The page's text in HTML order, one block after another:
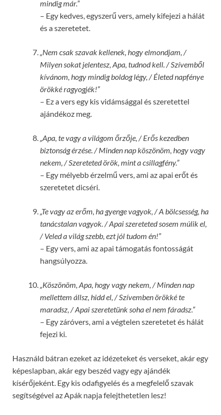
mindig már.”
– Egy kedves, egyszerű vers, amely kifejezi a hálát
és a szeretetet.
„Nem csak szavak kellenek, hogy elmondjam, /
Milyen sokat jelentesz, Apa, tudnod kell. / Szívemből
kívánom, hogy mindig boldog légy, / Életed napfénye
örökké ragyogjék!”
– Ez a vers egy kis vidámsággal és szeretettel
ajándékoz meg.
„Apa, te vagy a világom őrzője, / Erős kezedben
biztonság érzése. / Minden nap köszönöm, hogy vagy
nekem, / Szereteted örök, mint a csillagfény.”
– Egy mélyebb érzelmű vers, ami az apai erőt és
szeretetet dicséri.
„Te vagy az erőm, ha gyenge vagyok, / A bölcsesség, ha
tanácstalan vagyok. / Apai szereteted sosem múlik el,
/ Veled a világ szebb, ezt jól tudom én!”
– Egy vers, ami az apai támogatás fontosságát
hangsúlyozza.
„Köszönöm, Apa, hogy vagy nekem, / Minden nap
mellettem állsz, hidd el, / Szívemben örökké te
maradsz, / Apai szeretetünk soha el nem fáradsz.”
– Egy záróvers, ami a végtelen szeretetet és hálát
fejezi ki.
Használd bátran ezeket az idézeteket és verseket, akár egy
képeslapban, akár egy beszéd vagy egy ajándék
kísérőjeként. Egy kis odafigyelés és a megfelelő szavak
segítségével az Apák napja felejthetetlen lesz!